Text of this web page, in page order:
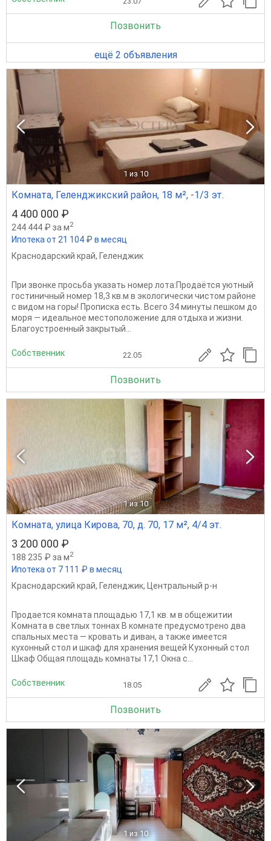
Позвонить
ещё 2 объявления
1 из 10
Комната, Геленджикский район, 18 м², -1/3 эт.
4 400 000 ₽
244 444 ₽ за м2
Ипотека от 21 104 ₽ в месяц
Краснодарский край, Геленджик
При звонке просьба указать номер лота:Продаётся уютный
гостиничный номер 18,3 кв.м в экологически чистом районе
с видом на горы! Прописка есть. Всего 34 минуты пешком до
моря — идеальное местоположение для отдыха и жизни.
Благоустроенный закрытый...
Собственник 22.05
Позвонить
1 из 10
Комната, улица Кирова, 70, д. 70, 17 м², 4/4 эт.
3 200 000 ₽
188 235 ₽ за м2
Ипотека от 7 111 ₽ в месяц
Краснодарский край, Геленджик, Центральный р-н
Продается комната площадью 17,1 кв. м в общежитии
Комната в светлых тоннах В комнате предусмотрено два
спальных места — кровать и диван, а также имеется
кухонный стол и шкаф для хранения вещей Кухонный стол
Шкаф Общая площадь комнаты 17,1 Окна с...
Собственник 18.05
Позвонить
1 из 10